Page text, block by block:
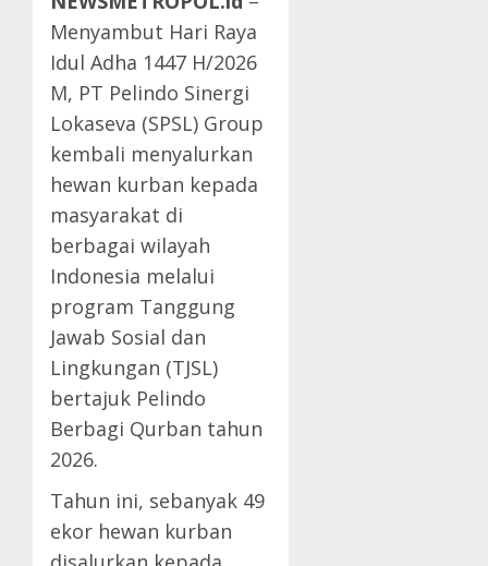
Menyambut Hari Raya
Idul Adha 1447 H/2026
M, PT Pelindo Sinergi
Lokaseva (SPSL) Group
kembali menyalurkan
hewan kurban kepada
masyarakat di
berbagai wilayah
Indonesia melalui
program Tanggung
Jawab Sosial dan
Lingkungan (TJSL)
bertajuk Pelindo
Berbagi Qurban tahun
2026.
Tahun ini, sebanyak 49
ekor hewan kurban